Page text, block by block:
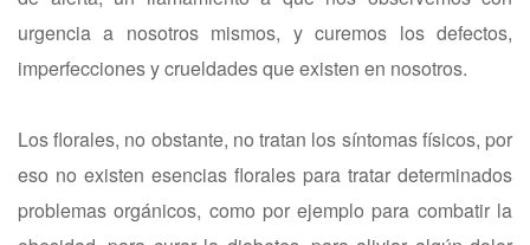
urgencia a nosotros mismos, y curemos los defectos,
imperfecciones y crueldades que existen en nosotros.
Los florales, no obstante, no tratan los síntomas físicos, por
eso no existen esencias florales para tratar determinados
problemas orgánicos, como por ejemplo para combatir la